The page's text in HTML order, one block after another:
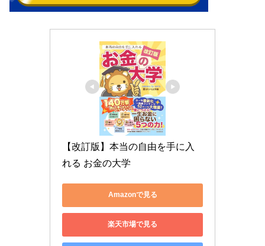
【改訂版】本当の自由を手に入
れる お金の大学
Amazonで見る
楽天市場で見る